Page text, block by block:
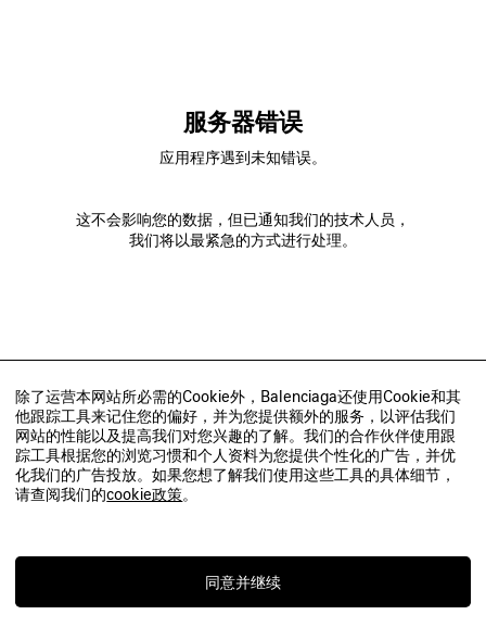
除了运营本网站所必需的Cookie外，Balenciaga还使用Cookie和其
他跟踪工具来记住您的偏好，并为您提供额外的服务，以评估我们
网站的性能以及提高我们对您兴趣的了解。我们的合作伙伴使用跟
踪工具根据您的浏览习惯和个人资料为您提供个性化的广告，并优
化我们的广告投放。如果您想了解我们使用这些工具的具体细节，
请查阅我们的cookie政策。
同意并继续
服务器错误
应用程序遇到未知错误。
这不会影响您的数据，但已通知我们的技术人员，
我们将以最紧急的方式进行处理。